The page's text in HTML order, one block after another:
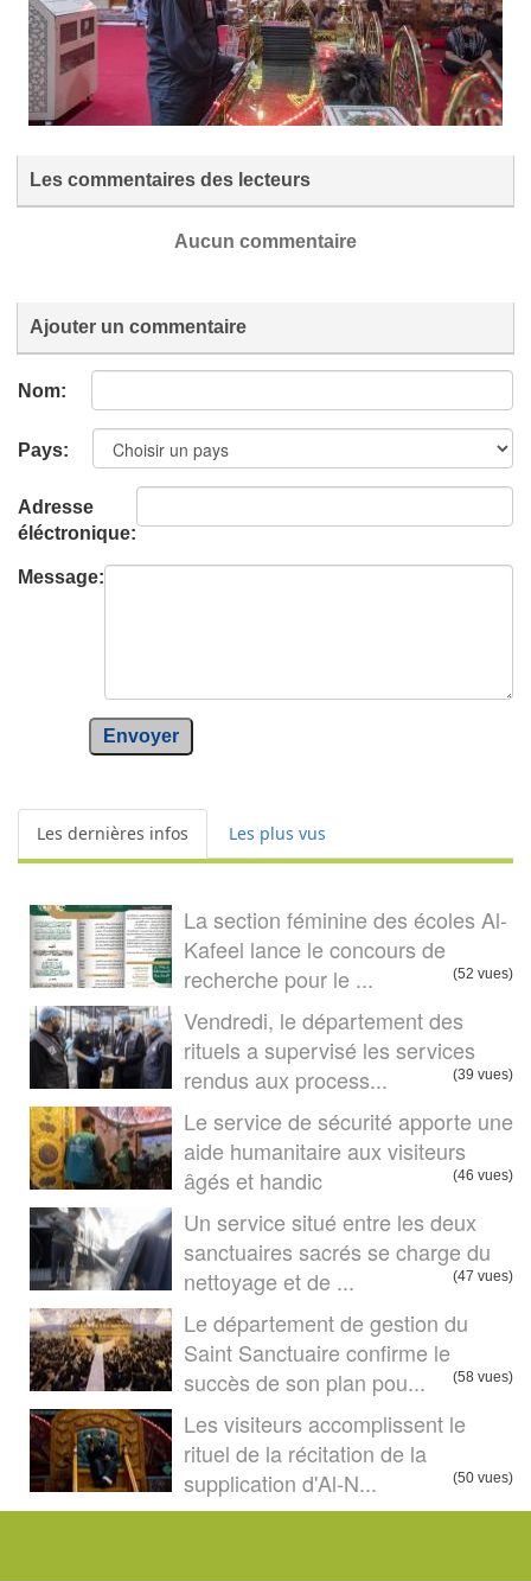
Les commentaires des lecteurs
Aucun commentaire
Ajouter un commentaire
Nom:
Pays:
Adresse
éléctronique:
Message:
Envoyer
Les dernières infos Les plus vus
La section féminine des écoles Al-
Kafeel lance le concours de
recherche pour le ...
(52 vues)
Vendredi, le département des
rituels a supervisé les services
rendus aux process...
(39 vues)
Le service de sécurité apporte une
aide humanitaire aux visiteurs
âgés et handic
(46 vues)
Un service situé entre les deux
sanctuaires sacrés se charge du
nettoyage et de ...
(47 vues)
Le département de gestion du
Saint Sanctuaire confirme le
succès de son plan pou...
(58 vues)
Les visiteurs accomplissent le
rituel de la récitation de la
supplication d'Al-N...
(50 vues)